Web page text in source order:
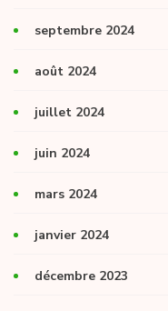
septembre 2024
août 2024
juillet 2024
juin 2024
mars 2024
janvier 2024
décembre 2023